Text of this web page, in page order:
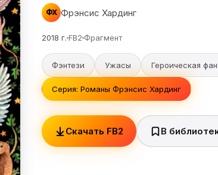
ФХ Фрэнсис Хардинг
2018 г. FB2 Фрагмент
Фэнтези Ужасы Героическая
Серия: Романы Фрэнсис Хардинг
Скачать FB2 В